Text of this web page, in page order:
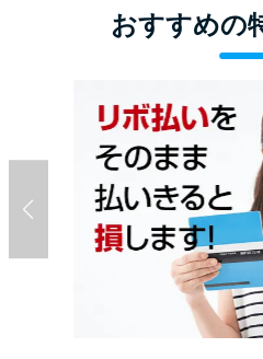
おすすめの